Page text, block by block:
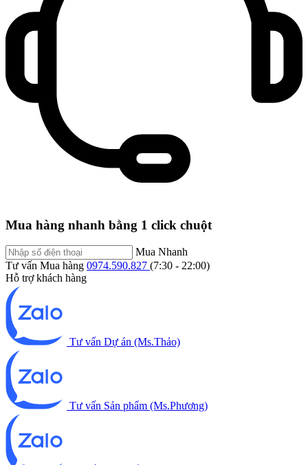
Mua hàng nhanh bằng 1 click chuột
Mua Nhanh
Tư vấn Mua hàng 0974.590.827 (7:30 - 22:00)
Hỗ trợ khách hàng
Tư vấn Dự án (Ms.Thảo)
Tư vấn Sản phẩm (Ms.Phương)